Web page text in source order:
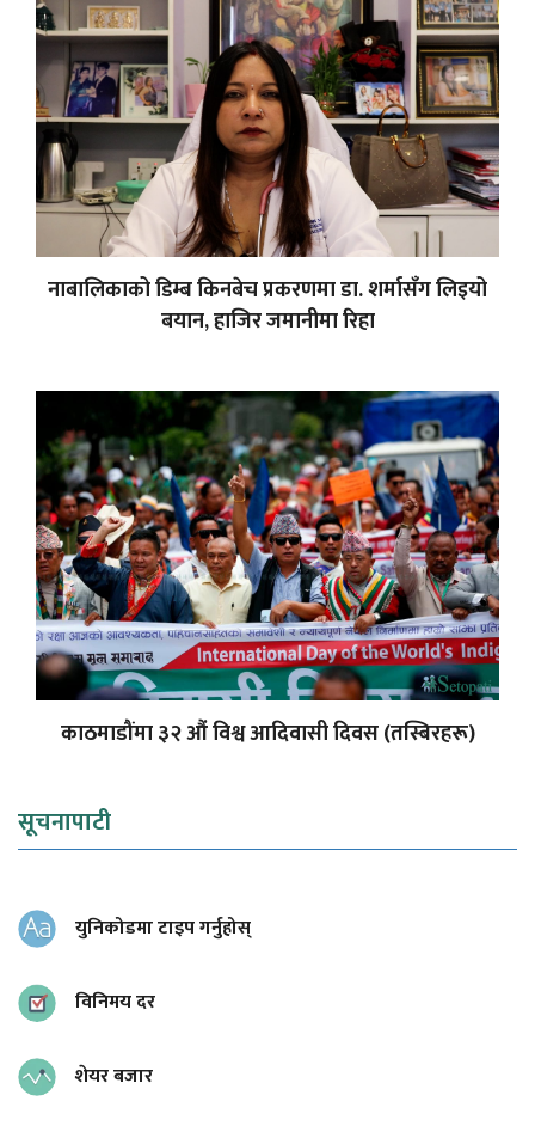
नाबालिकाको डिम्ब किनबेच प्रकरणमा डा. शर्मासँग लिइयो
बयान, हाजिर जमानीमा रिहा
काठमाडौंमा ३२ औं विश्व आदिवासी दिवस (तस्बिरहरू)
सूचनापाटी
युनिकोडमा टाइप गर्नुहोस्
विनिमय दर
शेयर बजार